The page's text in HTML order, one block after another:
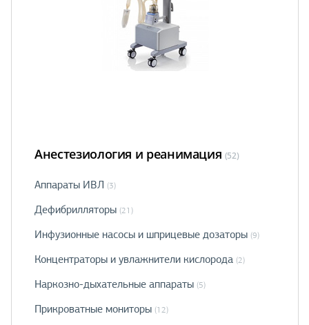
Анестезиология и реанимация (52)
Аппараты ИВЛ (3)
Дефибрилляторы (21)
Инфузионные насосы и шприцевые дозаторы (9)
Концентраторы и увлажнители кислорода (2)
Наркозно-дыхательные аппараты (5)
Прикроватные мониторы (12)